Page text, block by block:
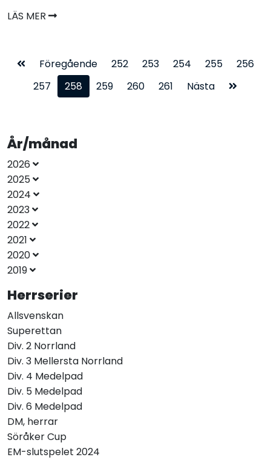
LÄS MER
Föregående 252 253 254 255
256
257
258 259 260 261 Nästa
År/månad
2026
2025
2024
2023
2022
2021
2020
2019
Herrserier
Allsvenskan
Superettan
Div. 2 Norrland
Div. 3 Mellersta Norrland
Div. 4 Medelpad
Div. 5 Medelpad
Div. 6 Medelpad
DM, herrar
Söråker Cup
EM-slutspelet 2024